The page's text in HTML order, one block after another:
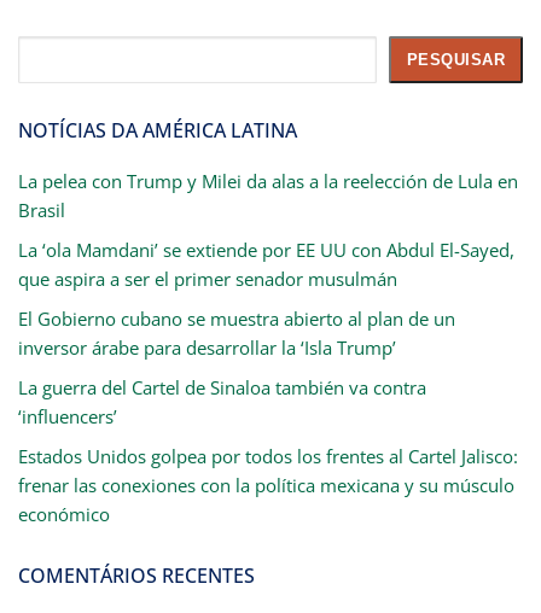
PESQUISAR
NOTÍCIAS DA AMÉRICA LATINA
La pelea con Trump y Milei da alas a la reelección de Lula en
Brasil
La ‘ola Mamdani’ se extiende por EE UU con Abdul El-Sayed,
que aspira a ser el primer senador musulmán
El Gobierno cubano se muestra abierto al plan de un
inversor árabe para desarrollar la ‘Isla Trump’
La guerra del Cartel de Sinaloa también va contra
‘influencers’
Estados Unidos golpea por todos los frentes al Cartel Jalisco:
frenar las conexiones con la política mexicana y su músculo
económico
COMENTÁRIOS RECENTES